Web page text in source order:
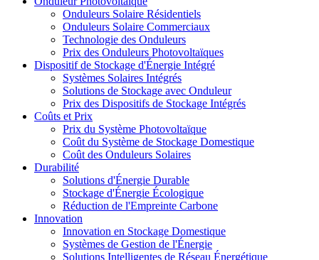
Onduleurs Solaire Résidentiels
Onduleurs Solaire Commerciaux
Technologie des Onduleurs
Prix des Onduleurs Photovoltaïques
Dispositif de Stockage d'Énergie Intégré
Systèmes Solaires Intégrés
Solutions de Stockage avec Onduleur
Prix des Dispositifs de Stockage Intégrés
Coûts et Prix
Prix du Système Photovoltaïque
Coût du Système de Stockage Domestique
Coût des Onduleurs Solaires
Durabilité
Solutions d'Énergie Durable
Stockage d'Énergie Écologique
Réduction de l'Empreinte Carbone
Innovation
Innovation en Stockage Domestique
Systèmes de Gestion de l'Énergie
Solutions Intelligentes de Réseau Énergétique